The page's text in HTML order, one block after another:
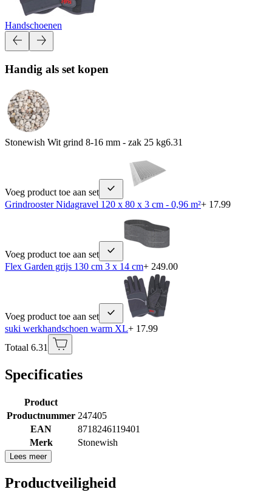
Handschoenen
Handig als set kopen
Stonewish Wit grind 8-16 mm - zak 25 kg6.31
Voeg product toe aan set
Grindrooster Nidagravel 120 x 80 x 3 cm - 0,96 m²+ 17.99
Voeg product toe aan set
Flex Garden grijs 130 cm 3 x 14 cm+ 249.00
Voeg product toe aan set
suki werkhandschoen warm XL+ 17.99
Totaal 6.31
Specificaties
Product
Productnummer 247405
EAN
8718246119401
Merk
Stonewish
Lees meer
Productveiligheid